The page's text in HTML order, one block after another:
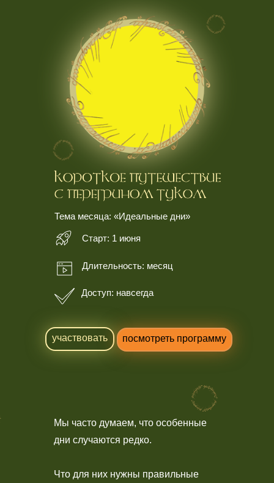
Тема месяца: «Идеальные дни»
Старт: 1 июня
Длительность: месяц
Доступ: навсегда
участвовать посмотреть программу
Мы часто думаем, что особенные
дни случаются редко.
Что для них нужны правильные